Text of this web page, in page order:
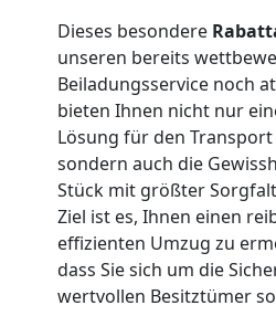
Dieses besondere
unseren bereits
Beiladungsservice noch
bieten Ihnen nicht nur
Lösung für den
sondern auch die
Stück mit größter
Ziel ist es, Ihnen einen
effizienten Umzug zu
dass Sie sich um die
wertvollen Besitztümer
Service-
Umzug
Feldkirch
Qualitäts-
Umzüge